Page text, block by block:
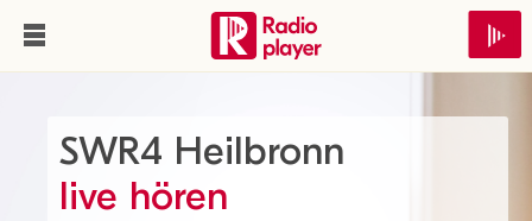
SWR4 Heilbronn
live hören